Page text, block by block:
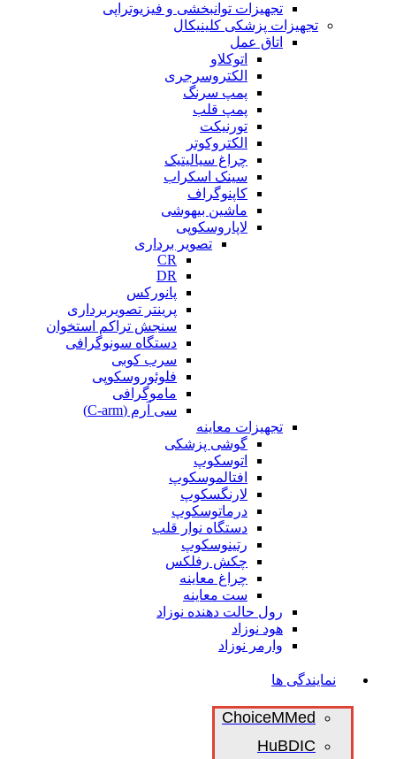
تجهیزات توانبخشی و فیزیوتراپی
تجهیزات پزشکی کلینیکال
اتاق عمل
اتوکلاو
الکتروسرجری
پمپ سرنگ
پمپ قلب
تورنیکت
الکتروکوتر
چراغ سیالیتیک
سینک اسکراب
کاپنوگراف
ماشین بیهوشی
لاپاروسکوپی
تصویر برداری
CR
DR
پانورکس
پرینتر تصویربرداری
سنجش تراکم استخوان
دستگاه سونوگرافی
سرب کوبی
فلوئوروسکوپی
ماموگرافی
سی آرم (C-arm)
تجهیزات معاینه
گوشی پزشکی
اتوسکوپ
افتالموسکوپ
لارنگسکوپ
درماتوسکوپ
دستگاه نوار قلب
رتینوسکوپ
چکش رفلکس
چراغ معاینه
ست معاینه
رول حالت دهنده نوزاد
هود نوزاد
وارمر نوزاد
نمایندگی ها
ChoiceMMed
HuBDIC